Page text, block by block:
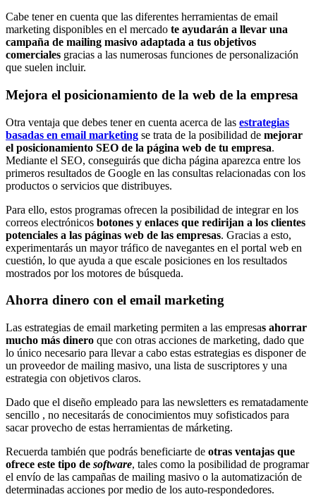
Cabe tener en cuenta que las diferentes herramientas de email
marketing disponibles en el mercado te ayudarán a llevar una
campaña de mailing masivo adaptada a tus objetivos
comerciales gracias a las numerosas funciones de personalización
que suelen incluir.
Mejora el posicionamiento de la web de la empresa
Otra ventaja que debes tener en cuenta acerca de las estrategias
basadas en email marketing se trata de la posibilidad de mejorar
el posicionamiento SEO de la página web de tu empresa.
Mediante el SEO, conseguirás que dicha página aparezca entre los
primeros resultados de Google en las consultas relacionadas con los
productos o servicios que distribuyes.
Para ello, estos programas ofrecen la posibilidad de integrar en los
correos electrónicos botones y enlaces que redirijan a los clientes
potenciales a las páginas web de las empresas. Gracias a esto,
experimentarás un mayor tráfico de navegantes en el portal web en
cuestión, lo que ayuda a que escale posiciones en los resultados
mostrados por los motores de búsqueda.
Ahorra dinero con el email marketing
Las estrategias de email marketing permiten a las empresas ahorrar
mucho más dinero que con otras acciones de marketing, dado que
lo único necesario para llevar a cabo estas estrategias es disponer de
un proveedor de mailing masivo, una lista de suscriptores y una
estrategia con objetivos claros.
Dado que el diseño empleado para las newsletters es rematadamente
sencillo , no necesitarás de conocimientos muy sofisticados para
sacar provecho de estas herramientas de márketing.
Recuerda también que podrás beneficiarte de otras ventajas que
ofrece este tipo de software, tales como la posibilidad de programar
el envío de las campañas de mailing masivo o la automatización de
determinadas acciones por medio de los auto-respondedores.